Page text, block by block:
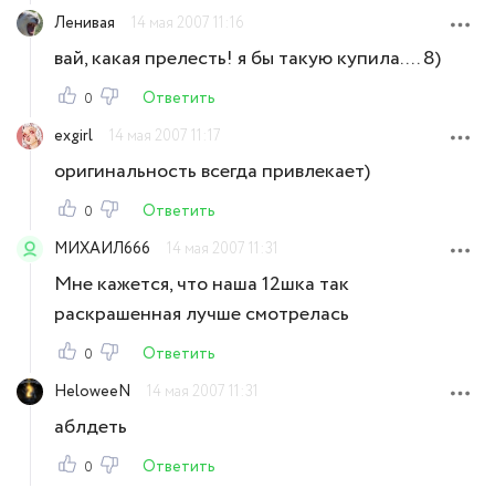
Ленивая 14 мая 2007 11:16
вай, какая прелесть! я бы такую купила.... 8)
0
Ответить
exgirl
14 мая 2007 11:17
оригинальность всегда привлекает)
0
Ответить
МИХАИЛ666
14 мая 2007 11:31
Мне кажется, что наша 12шка так
раскрашенная лучше смотрелась
0
Ответить
HeloweeN
14 мая 2007 11:31
аблдеть
0
Ответить